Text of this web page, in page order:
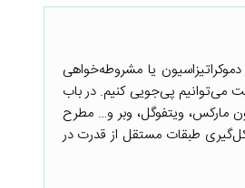
یا مشروطه‌خواهی
می‌توانیم پی‌جویی کنیم. ‌در باب
ویتفوگل، وبر و… مطرح
طبقات مستقل از قدرت در